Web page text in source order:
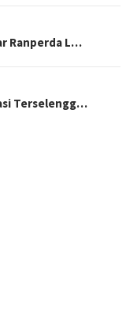
Ranperda L…
Terselengg…